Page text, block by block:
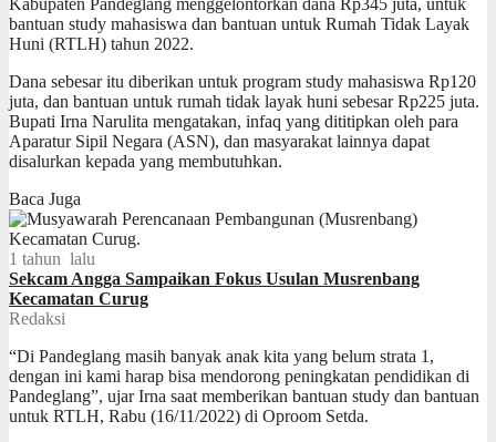
bantuan study mahasiswa dan bantuan untuk Rumah Tidak Layak
Huni (RTLH) tahun 2022.
Dana sebesar itu diberikan untuk program study mahasiswa Rp120
juta, dan bantuan untuk rumah tidak layak huni sebesar Rp225 juta.
Bupati Irna Narulita mengatakan, infaq yang dititipkan oleh para
Aparatur Sipil Negara (ASN), dan masyarakat lainnya dapat
disalurkan kepada yang membutuhkan.
Baca Juga
1 tahun lalu
Sekcam Angga Sampaikan Fokus Usulan Musrenbang
Kecamatan Curug
Redaksi
“Di Pandeglang masih banyak anak kita yang belum strata 1,
dengan ini kami harap bisa mendorong peningkatan pendidikan di
Pandeglang”, ujar Irna saat memberikan bantuan study dan bantuan
untuk RTLH, Rabu (16/11/2022) di Oproom Setda.